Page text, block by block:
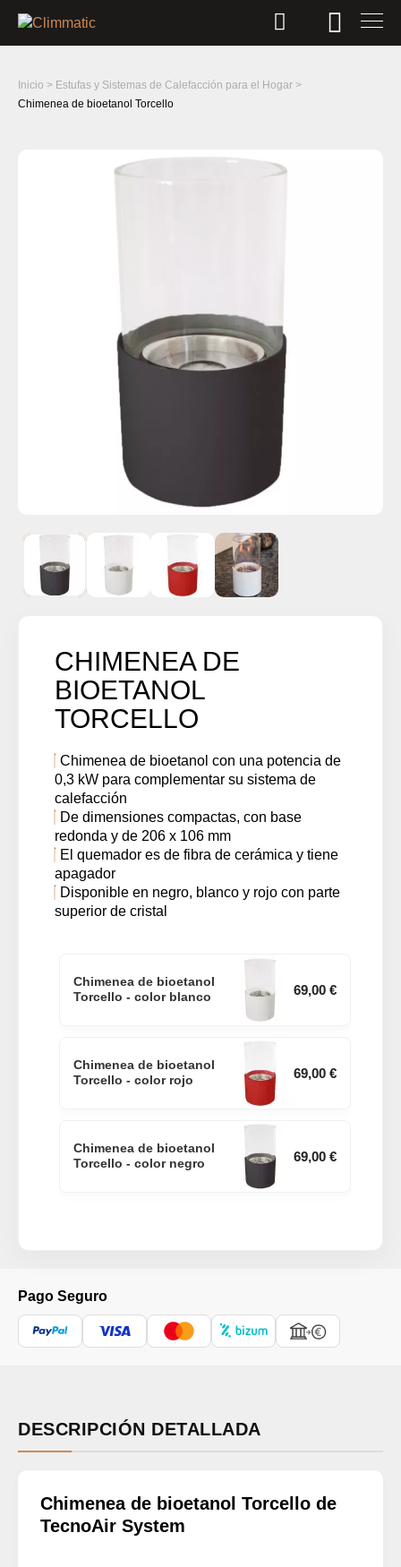
Inicio > Estufas y Sistemas de Calefacción para el Hogar >
Chimenea de bioetanol Torcello
Pago Seguro
CHIMENEA DE
BIOETANOL
TORCELLO
Chimenea de bioetanol con una potencia de
0,3 kW para complementar su sistema de
calefacción
De dimensiones compactas, con base
redonda y de 206 x 106 mm
El quemador es de fibra de cerámica y tiene
apagador
Disponible en negro, blanco y rojo con parte
superior de cristal
Chimenea de bioetanol
Torcello - color blanco
69,00 €
Chimenea de bioetanol
Torcello - color rojo
69,00 €
Chimenea de bioetanol
Torcello - color negro
69,00 €
DESCRIPCIÓN DETALLADA
Chimenea de bioetanol Torcello de
TecnoAir System